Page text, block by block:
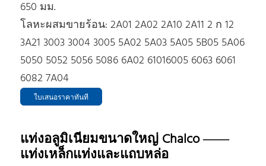
650 มม.
โลหะผสมขายร้อน: 2A01 2A02 2A10 2A11 2 ก 12
3A21 3003 3004 3005 5A02 5A03 5A05 5B05 5A06
5050 5052 5056 5086 6A02 61016005 6063 6061
6082 7A04
ใบเสนอราคาทันที
แท่งอลูมิเนียมขนาดใหญ่ Chalco ——
แท่งเหล็กแท่งและแถบหล่อ